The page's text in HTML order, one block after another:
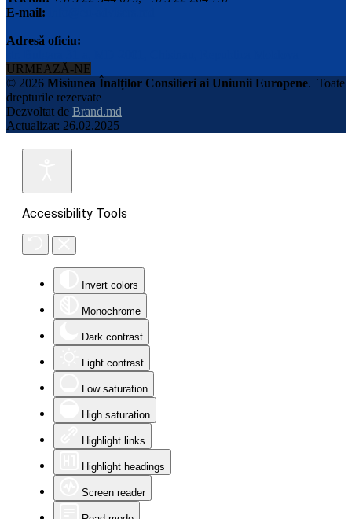
E-mail:
Adresă oficiu:
URMEAZĂ-NE
© 2026 Misiunea Înalților Consilieri ai Uniunii Europene. Toate
drepturile rezervate
Dezvoltat de Brand.md
Actualizat: 26.02.2025
Accessibility Tools
Invert colors
Monochrome
Dark contrast
Light contrast
Low saturation
High saturation
Highlight links
Highlight headings
Screen reader